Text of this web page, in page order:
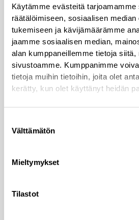
Käytämme evästeitä
räätälöimiseen, sosiaalisen
tukemiseen ja kävijämäärämme
jaamme sosiaalisen median,
alan kumppaneillemme tietoja siitä,
sivustoamme. Kumppanimme
tietoja muihin tietoihin, joita olet
kerätty, kun olet käyttänyt heidän
valinta
Välttämätön
Mieltymykset
Tilastot
Laskutus:
Puh.(08) 410 8750
Lajittelupihojen valvomo:
Puh. 050 329 9617
Vaakapalvelut:
Puh.044 726 2993
Asiointi ja palvelut
Henkilöasiakkaat